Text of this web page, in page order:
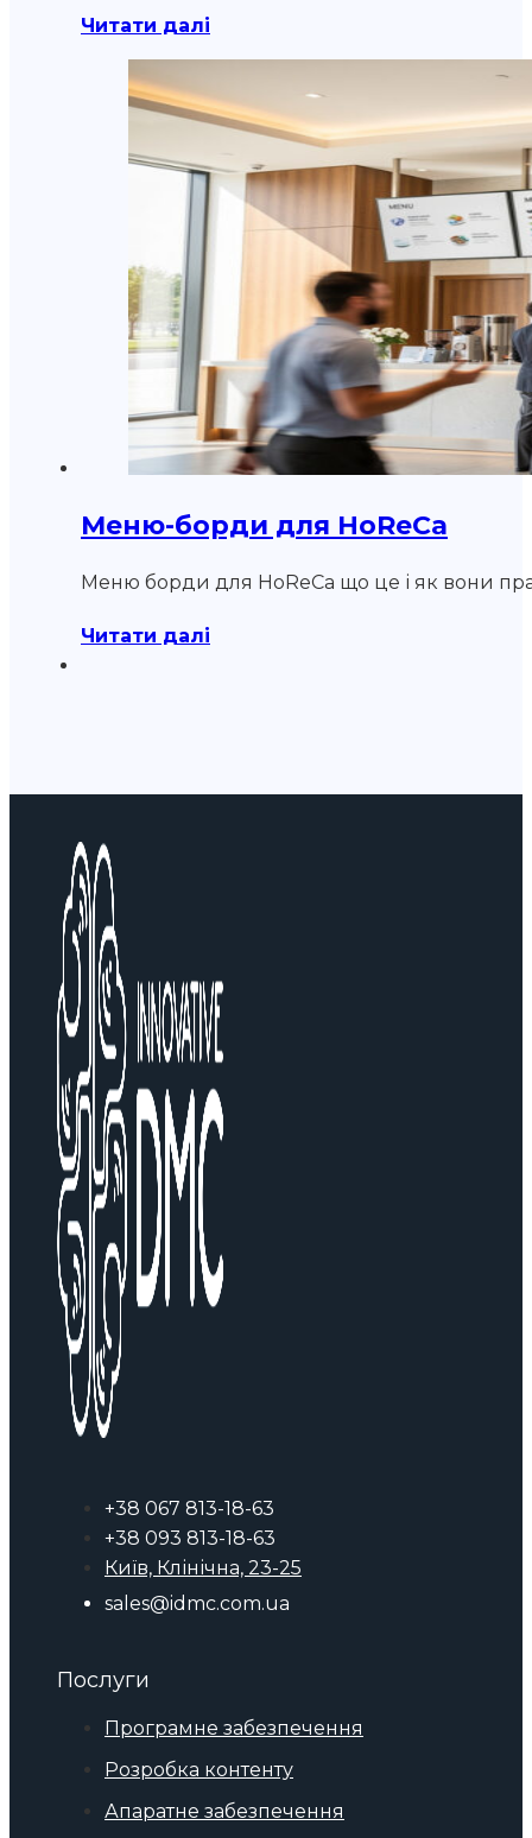
Читати далі
Меню-борди для HoReCa
Меню борди для HoReCa що це і як вони
Читати далі
+38 067 813-18-63
+38 093 813-18-63
Київ, Клінічна, 23-25
sales@idmc.com.ua
Послуги
Програмне забезпечення
Розробка контенту
Апаратне забезпечення